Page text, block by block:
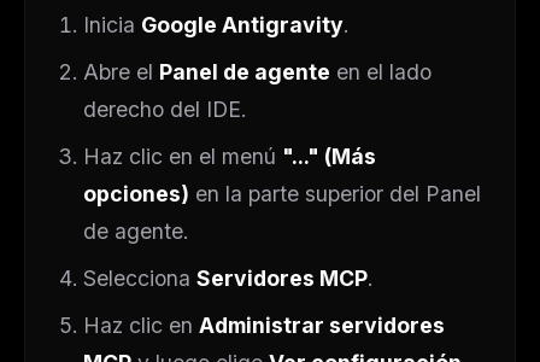
Inicia Google Antigravity.
Abre el Panel de agente en el lado
derecho del IDE.
Haz clic en el menú "..." (Más
opciones) en la parte superior del Panel
de agente.
Selecciona Servidores MCP.
Haz clic en Administrar servidores